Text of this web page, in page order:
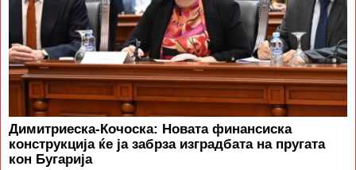
Димитриеска-Кочоска: Новата финансиска
конструкција ќе ја забрза изградбата на пругата
кон Бугарија